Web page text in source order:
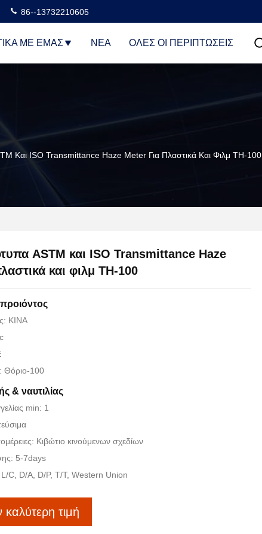
86--13732210605
ΜΕ ΕΜΆΣ ΝΈΑ ΌΛΕΣ ΟΙ ΠΕΡΙΠΤΏΣΕΙΣ
Και ISO Transmittance Haze Meter Για Πλαστικά Και Φιλμ TH-100
ASTM και ISO Transmittance Haze
και φιλμ TH-100
ΚΙΝΑ
Θόριο-100
& ναυτιλίας
min: 1
Κιβώτιο κινούμενων σχεδίων
5-7days
C, D/A, D/P, T/T, Western Union
καλύτερη τιμή